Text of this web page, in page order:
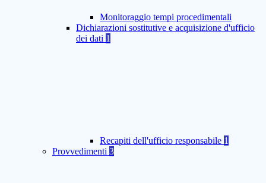
Monitoraggio tempi procedimentali
Dichiarazioni sostitutive e acquisizione d'ufficio
dei dati 1
Recapiti dell'ufficio responsabile 1
Provvedimenti 3